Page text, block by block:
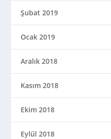
Şubat 2019
Ocak 2019
Aralık 2018
Kasım 2018
Ekim 2018
Eylül 2018